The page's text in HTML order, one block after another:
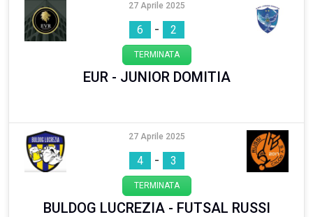
27 Aprile 2025
6 - 2
EUR - JUNIOR DOMITIA
TERMINATA
27 Aprile 2025
4 - 3
BULDOG LUCREZIA - FUTSAL RUSSI
TERMINATA